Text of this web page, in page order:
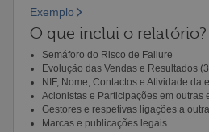
Exemplo
O que inclui o relatório?
Semáforo do Risco de Failure
Evolução das Vendas e Resultados
NIF, Nome, Contactos e Atividade da
Acionistas e Participações em outras
Gestores e respetivas ligações a
Marcas e publicações legais